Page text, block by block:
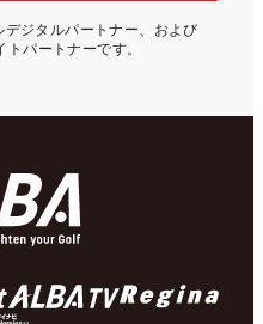
ジタルパートナー、および
トパートナーです。